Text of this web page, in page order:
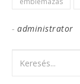
- administrator